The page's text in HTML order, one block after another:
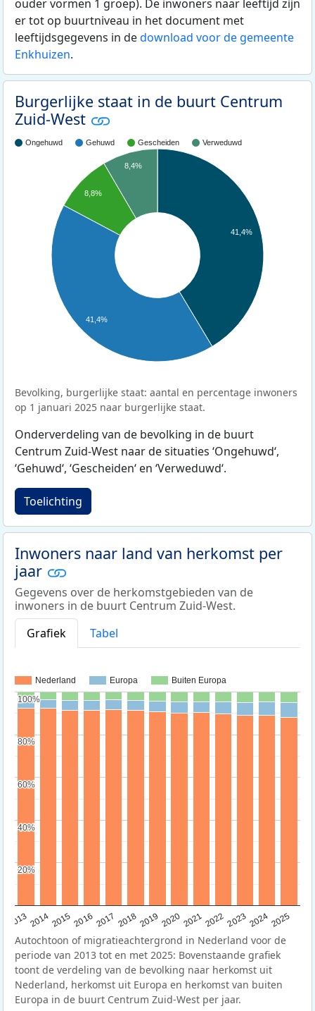
ouder vormen 1 groep). De inwoners naar leeftijd zijn
er tot op buurtniveau in het document met
leeftijdsgegevens in dedownload voor de gemeente
Enkhuizen.
Burgerlijke staat in de buurt Centrum
Zuid-West
Ongehuwd Gehuwd Gescheiden Verweduwd
41,4%
8,4%
8,8%
41,4%
Bevolking, burgerlijke staat: aantal en percentage inwoners
op 1 januari 2025 naar burgerlijke staat.
Onderverdeling van de bevolking in de buurt
Centrum Zuid-West naar de situaties ‘Ongehuwd‘,
‘Gehuwd‘, ‘Gescheiden‘ en ‘Verweduwd‘.
Toelichting
Inwoners naar land van herkomst per
jaar
Gegevens over de herkomstgebieden van de
inwoners in de buurt Centrum Zuid-West.
Grafiek
Tabel
Nederland Europa Buiten Europa
20132014201520162017 20182019 202020212022202320242025
20%
20%
40%
40%
60%
60%
80%
80%
100%
100%
Autochtoon of migratieachtergrond in Nederland voor de
periode van 2013 tot en met 2025: Bovenstaande grafiek
toont de verdeling van de bevolking naar herkomst uit
Nederland, herkomst uit Europa en herkomst van buiten
Europa in de buurt Centrum Zuid-West per jaar.